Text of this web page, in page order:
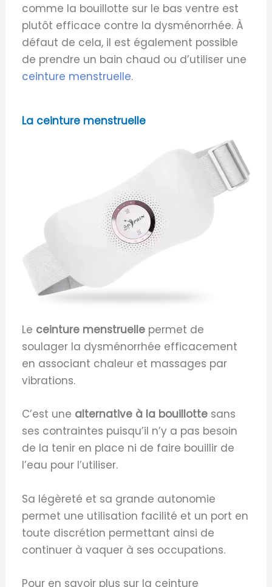
comme la bouillotte sur le bas ventre est
plutôt efficace contre la dysménorrhée. À
défaut de cela, il est également possible
de prendre un bain chaud ou d’utiliser une
ceinture menstruelle.
La ceinture menstruelle
Le ceinture menstruelle permet de
soulager la dysménorrhée efficacement
en associant chaleur et massages par
vibrations.
C’est une alternative à la bouillotte sans
ses contraintes puisqu’il n’y a pas besoin
de la tenir en place ni de faire bouillir de
l’eau pour l’utiliser.
Sa légèreté et sa grande autonomie
permet une utilisation facilité et un port en
toute discrétion permettant ainsi de
continuer à vaquer à ses occupations.
Pour en savoir plus sur la ceinture